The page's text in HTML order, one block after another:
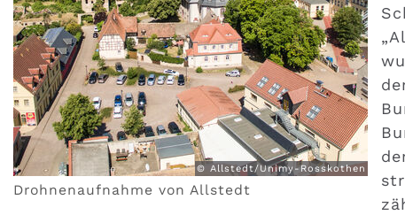
© Allstedt/Unimy-Rosskothen
Drohnenaufnahme von Allstedt